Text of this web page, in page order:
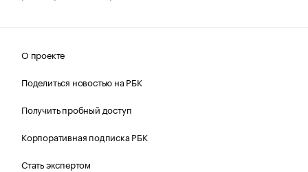
О проекте
Поделиться новостью на РБК
Получить пробный доступ
Корпоративная подписка РБК
Стать экспертом